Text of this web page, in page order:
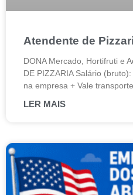
Atendente de
DONA Mercado, Hortifruti e
DE PIZZARIA Salário
na empresa + Vale
LER MAIS